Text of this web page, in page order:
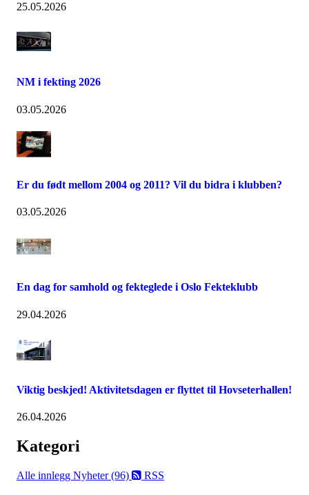
25.05.2026
NM i fekting 2026
03.05.2026
Er du født mellom 2004 og 2011? Vil du bidra i klubben?
03.05.2026
En dag for samhold og fekteglede i Oslo Fekteklubb
29.04.2026
Viktig beskjed! Aktivitetsdagen er flyttet til Hovseterhallen!
26.04.2026
Kategori
Alle innlegg Nyheter (96) RSS